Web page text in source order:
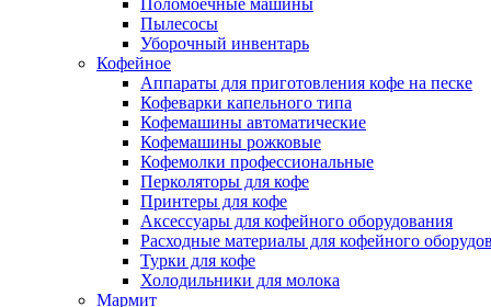
Поломоечные машины
Пылесосы
Уборочный инвентарь
Кофейное
Аппараты для приготовления кофе на песке
Кофеварки капельного типа
Кофемашины автоматические
Кофемашины рожковые
Кофемолки профессиональные
Перколяторы для кофе
Принтеры для кофе
Аксессуары для кофейного оборудования
Расходные материалы для кофейного
Турки для кофе
Холодильники для молока
Мармит